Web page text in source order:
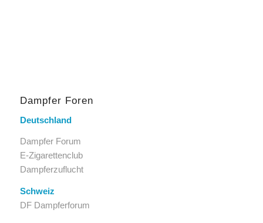
Dampfer Foren
Deutschland
Dampfer Forum
E-Zigarettenclub
Dampferzuflucht
Schweiz
DF Dampferforum